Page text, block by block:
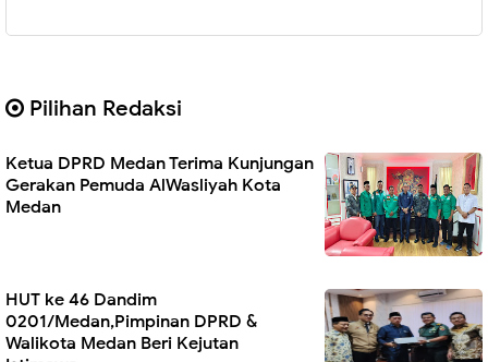
Pilihan Redaksi
Ketua DPRD Medan Terima Kunjungan
Gerakan Pemuda AlWasliyah Kota
Medan
HUT ke 46 Dandim
0201/Medan,Pimpinan DPRD &
Walikota Medan Beri Kejutan